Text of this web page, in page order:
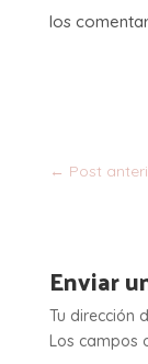
los
← Post
Enviar
Tu dirección
Los campos